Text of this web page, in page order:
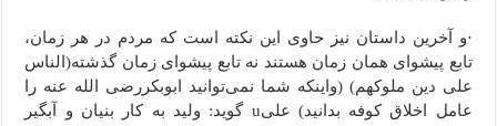
·و آخرین داستان نیز حاوی این نکته است که مردم در هر زمان،
تابع پیشوای همان زمان هستند نه تابع پیشوای زمان گذشته(الناس
على دین ملوکهم) (واینکه شما نمی‌توانید ابوبکررضی الله عنه را
عامل اخلاق کوفه بدانید) علیu گوید: ولید به کار بنیان و آبگیر